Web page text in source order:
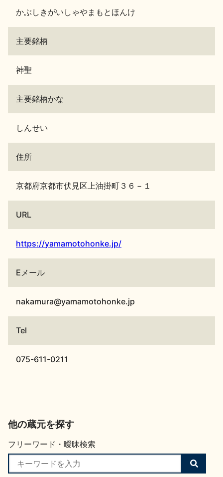
かぶしきがいしゃやまもとほんけ
主要銘柄
神聖
主要銘柄かな
しんせい
住所
京都府京都市伏見区上油掛町３６－１
URL
https://yamamotohonke.jp/
Eメール
nakamura@yamamotohonke.jp
Tel
075-611-0211
他の蔵元を探す
フリーワード・曖昧検索
検
索